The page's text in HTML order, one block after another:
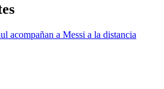
acompañan a Messi a la distancia